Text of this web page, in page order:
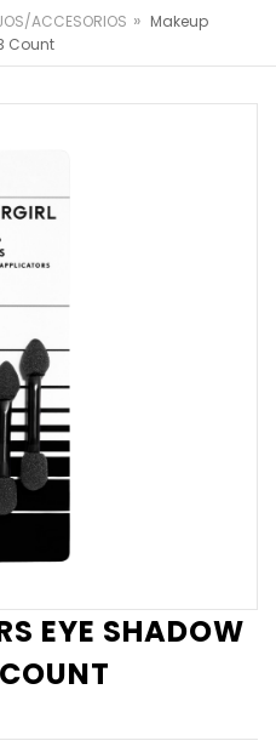
ACCESORIOS » Makeup
Count
EYE SHADOW